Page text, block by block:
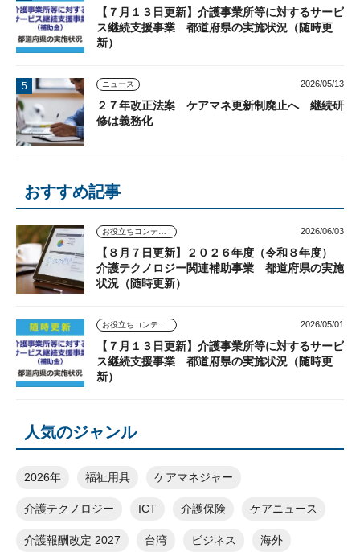
【７月１３日更新】介護事業所等に対するサービ
ス継続支援事業 都道府県の実施状況（随時更
新）
ニュース 2026/05/13
２７年改正法案 ケアマネ更新制廃止へ 継続研
修は義務化
おすすめ記事
お役立ちコンテンツ 2026/06/03
【８月７日更新】２０２６年度（令和８年度）
介護テクノロジー関連補助事業 都道府県の実施
状況（随時更新）
お役立ちコンテンツ 2026/05/01
【７月１３日更新】介護事業所等に対するサービ
ス継続支援事業 都道府県の実施状況（随時更
新）
人気のジャンル
2026年 福祉用具 ケアマネジャー
介護テクノロジー ICT 介護保険 ケアニュース
介護報酬改定 2027 台湾 ビジネス 海外